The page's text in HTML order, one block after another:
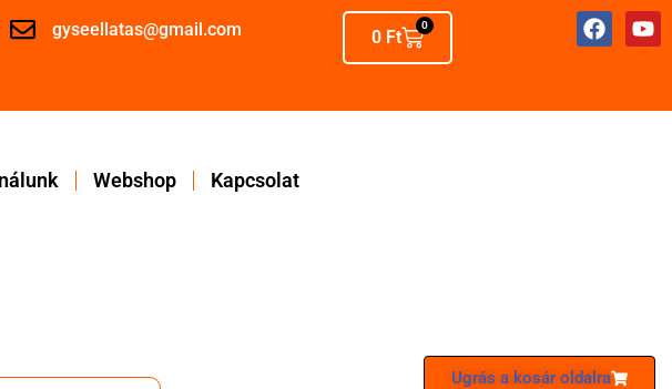
gyseellatas@gmail.com
0 Ft
0
Webshop Kapcsolat
Ugrás a kosár oldalra